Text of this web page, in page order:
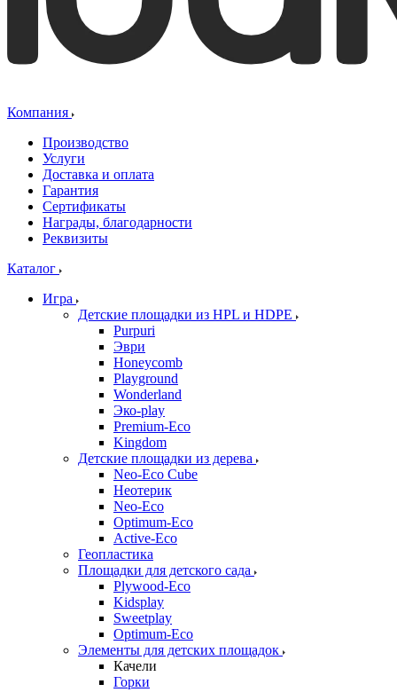
Компания
Производство
Услуги
Доставка и оплата
Гарантия
Сертификаты
Награды, благодарности
Реквизиты
Каталог
Игра
Детские площадки из HPL и HDPE
Purpuri
Эври
Honeycomb
Playground
Wonderland
Эко-play
Premium-Eco
Kingdom
Детские площадки из дерева
Neo-Eco Cube
Неотерик
Neo-Eco
Оptimum-Еco
Active-Eco
Геопластика
Площадки для детского сада
Plywood-Eco
Kidsplay
Sweetplay
Оptimum-Еco
Элементы для детских площадок
Качели
Горки